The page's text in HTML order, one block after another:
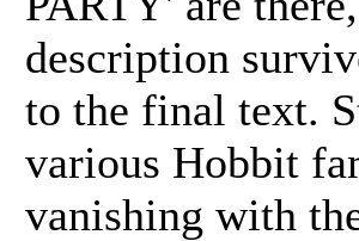
description
to the final text.
various Hobbit
vanishing with